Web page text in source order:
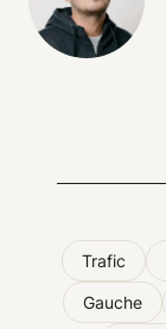
Trafic
Gauche